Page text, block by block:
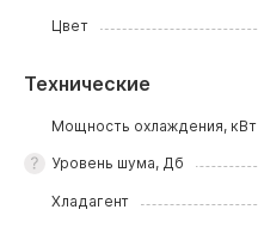
Цвет
Технические
Мощность охлаждения, кВт
Уровень шума, Дб
Хладагент